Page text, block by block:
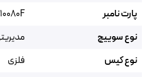
پارت نامبر
نوع سوییچ
نوع کیس
فلزی